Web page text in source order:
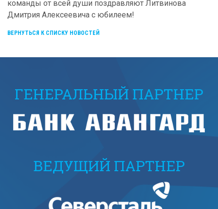
команды от всей души поздравляют Литвинова
Дмитрия Алексеевича с юбилеем!
ВЕРНУТЬСЯ К СПИСКУ НОВОСТЕЙ
ГЕНЕРАЛЬНЫЙ ПАРТНЕР
ВЕДУЩИЙ ПАРТНЕР